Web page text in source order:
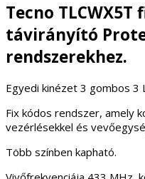
Tecno
távirányító
rendszerekhez.
Egyedi kinézet 3 gombos 3
Fix kódos rendszer, amely
vezérlésekkel és
Több színben kapható.